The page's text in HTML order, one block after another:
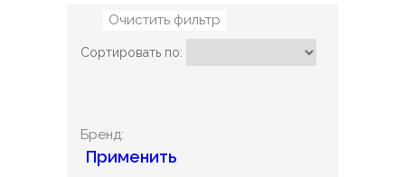
Очистить фильтр
Сортировать по:
Бренд:
Применить